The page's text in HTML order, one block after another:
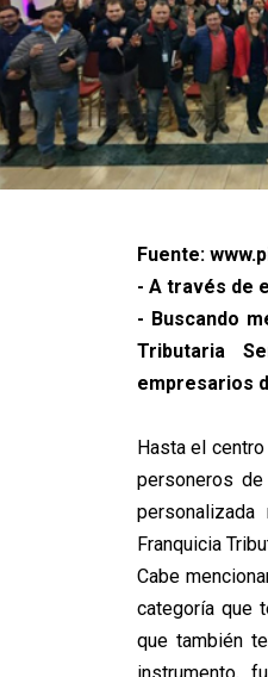
Fuente:
- A través de
- Buscando
Tributaria
empresarios
Hasta el
personeros
Franquicia
Cabe
categoría que
que también